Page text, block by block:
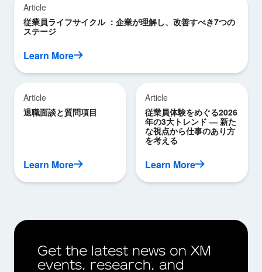
Article
従業員ライフサイクル ：企業が理解し、改善すべき7つの
ステージ
Learn More
Article
退職面談と質問項目
Learn More
Article
従業員体験をめぐる2026
年の3大トレンド ― 新た
な視点から仕事のあり方
を考える
Learn More
Get the latest news on XM
events, research, and